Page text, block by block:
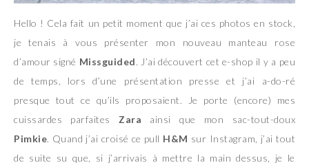
Hello ! Cela fait un petit moment que j’ai ces photos en stock,
je tenais à vous présenter mon nouveau manteau rose
d’amour signé Missguided. J’ai découvert cet e-shop il y a peu
de temps, lors d’une présentation presse et j’ai a-do-ré
presque tout ce qu’ils proposaient. Je porte (encore) mes
cuissardes parfaites Zara ainsi que mon sac-tout-doux
Pimkie. Quand j’ai croisé ce pull H&M sur Instagram, j’ai tout
de suite su que, si j’arrivais à mettre la main dessus, je le